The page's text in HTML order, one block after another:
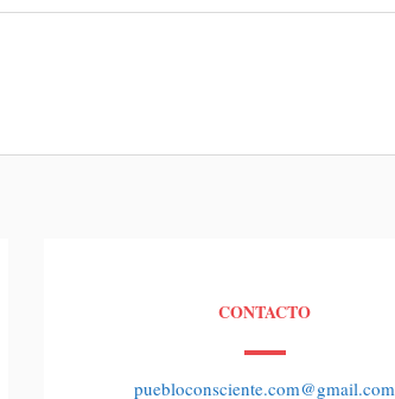
CONTACTO
puebloconsciente.com@gmail.com